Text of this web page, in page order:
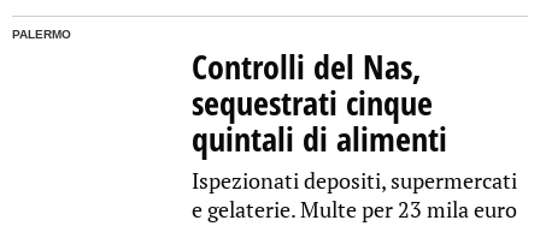
PALERMO
Controlli del Nas,
sequestrati cinque
quintali di alimenti
Ispezionati depositi, supermercati
e gelaterie. Multe per 23 mila euro